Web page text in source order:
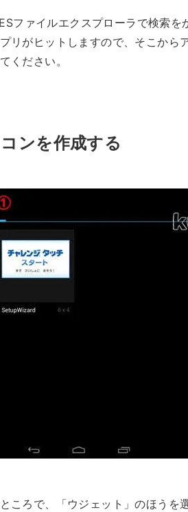
ファイルエクスプローラで検索を
リがヒットしますので、そこから
ください。
ンを作成する
ころで、「ウジェット」のほうを